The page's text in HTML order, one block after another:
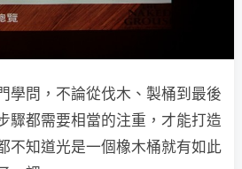
學問，不論從伐木、製桶到最後
驟都需要相當的注重，才能打造
不知道光是一個橡木桶就有如此